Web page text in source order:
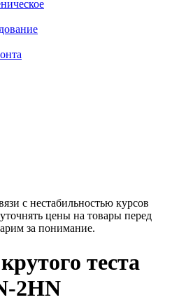
с нестабильностью курсов
цены на товары перед
за понимание.
теста
2HN